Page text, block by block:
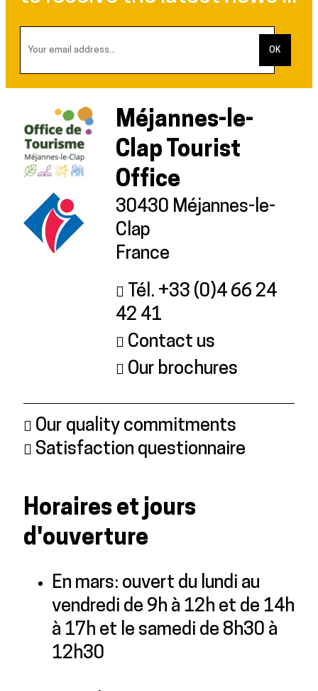
Méjannes-le-
Clap Tourist
Office
30430 Méjannes-le-
Clap
France
Tél. +33 (0)4 66 24
42 41
Contact us
Our brochures
Our quality commitments
Satisfaction questionnaire
Horaires et jours
d'ouverture
En mars: ouvert du lundi au
vendredi de 9h à 12h et de 14h
à 17h et le samedi de 8h30 à
12h30